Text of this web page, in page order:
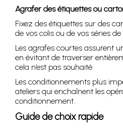
Agrafer des étiquettes ou
Fixez des étiquettes sur des
de vos colis ou de vos séries
Les agrafes courtes assurent
en évitant de traverser
cela n’est pas souhaité.
Les conditionnements plus
ateliers qui enchaînent les
conditionnement.
Guide de choix rapide